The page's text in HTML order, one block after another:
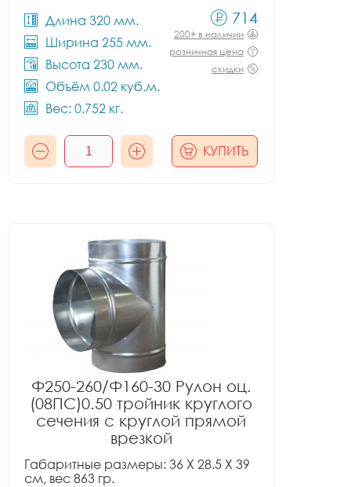
Длина 320 мм.
Ширина 255 мм.
Высота 230 мм.
Объём 0.02 куб.м.
Вес: 0.752 кг.
714
200+ в наличии
розничная цена
скидки
КУПИТЬ
Ф250-260/Ф160-30 Рулон оц.
(08ПС)0.50 тройник круглого
сечения с круглой прямой
врезкой
Габаритные размеры: 36 X 28.5 X 39
см, вес 863 гр.